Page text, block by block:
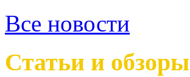
Все новости
Статьи и обзоры